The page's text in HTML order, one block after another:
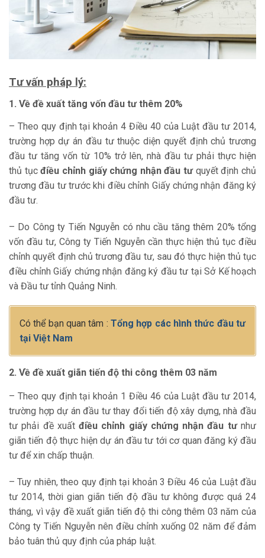
Tư vấn pháp lý:
1. Về đề xuất tăng vốn đầu tư thêm 20%
– Theo quy định tại khoản 4 Điều 40 của Luật đầu tư 2014,
trường hợp dự án đầu tư thuộc diện quyết định chủ trương
đầu tư tăng vốn từ 10% trở lên, nhà đầu tư phải thực hiện
thủ tụcđiều chỉnh giấy chứng nhận đầu tưquyết định chủ
trương đầu tư trước khi điều chỉnh Giấy chứng nhận đăng ký
đầu tư.
– Do Công ty Tiến Nguyễn có nhu cầu tăng thêm 20% tổng
vốn đầu tư, Công ty Tiến Nguyễn cần thực hiện thủ tục điều
chỉnh quyết định chủ trương đầu tư, sau đó thực hiện thủ tục
điều chỉnh Giấy chứng nhận đăng ký đầu tư tại Sở Kế hoạch
và Đầu tư tỉnh Quảng Ninh.
Có thể bạn quan tâm : Tổng hợp các hình thức đầu tư
tại Việt Nam
2. Về đề xuất giãn tiến độ thi công thêm 03 năm
– Theo quy định tại khoản 1 Điều 46 của Luật đầu tư 2014,
trường hợp dự án đầu tư thay đổi tiến độ xây dựng, nhà đầu
tư phải đề xuấtđiều chỉnh giấy chứng nhận đầu tưnhư
giãn tiến độ thực hiện dự án đầu tư tới cơ quan đăng ký đầu
tư để xin chấp thuận.
– Tuy nhiên, theo quy định tại khoản 3 Điều 46 của Luật đầu
tư 2014, thời gian giãn tiến độ đầu tư không được quá 24
tháng, vì vậy đề xuất giãn tiến độ thi công thêm 03 năm của
Công ty Tiến Nguyễn nên điều chỉnh xuống 02 năm để đảm
bảo tuân thủ quy định của pháp luật.